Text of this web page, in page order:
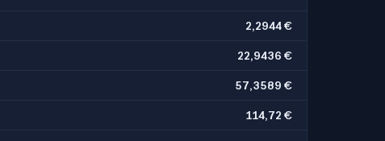
2,2944 €
22,9436 €
57,3589 €
114,72 €